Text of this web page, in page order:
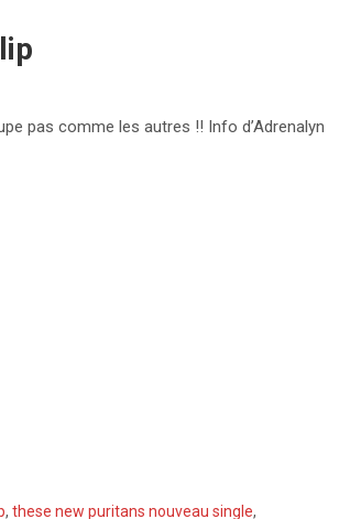
pas comme les autres !! Info d’Adrenalyn
, these new puritans nouveau single,